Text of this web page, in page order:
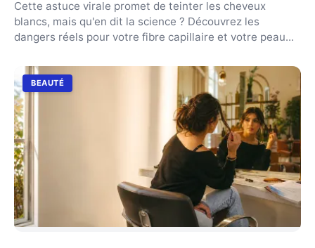
Cette astuce virale promet de teinter les cheveux
blancs, mais qu'en dit la science ? Découvrez les
dangers réels pour votre fibre capillaire et votre peau...
BEAUTÉ